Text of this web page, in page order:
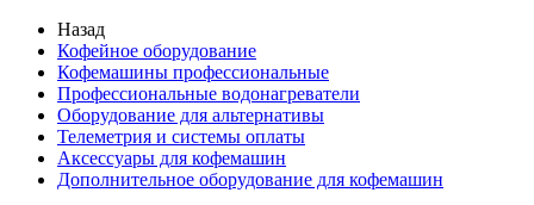
Назад
Кофейное оборудование
Кофемашины профессиональные
Профессиональные водонагреватели
Оборудование для альтернативы
Телеметрия и системы оплаты
Аксессуары для кофемашин
Дополнительное оборудование для кофемашин